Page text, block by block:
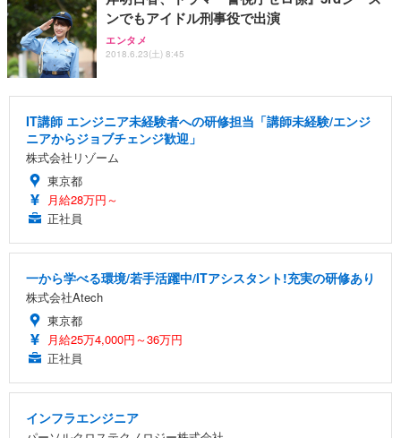
ンでもアイドル刑事役で出演
エンタメ
2018.6.23(土) 8:45
IT講師 エンジニア未経験者への研修担当「講師未経験/エンジ
ニアからジョブチェンジ歓迎」
株式会社リゾーム
東京都
月給28万円～
正社員
一から学べる環境/若手活躍中/ITアシスタント!充実の研修あり
株式会社Atech
東京都
月給25万4,000円～36万円
正社員
インフラエンジニア